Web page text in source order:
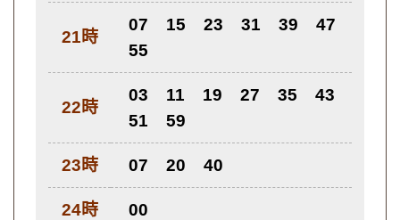
21時
07 15 23 31 39
47
55
22時
03 11 19 27 35
43
51
59
23時 07 20 40
24時 00